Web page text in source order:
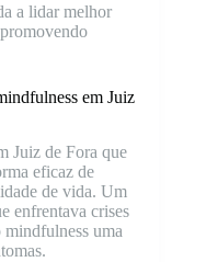
a lidar melhor
em Juiz
Juiz de Fora que
eficaz de
de vida. Um
enfrentava crises
mindfulness uma